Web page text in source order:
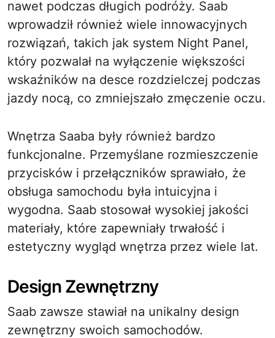
nawet podczas długich podróży. Saab
wprowadził również wiele innowacyjnych
rozwiązań, takich jak system Night Panel,
który pozwalał na wyłączenie większości
wskaźników na desce rozdzielczej podczas
jazdy nocą, co zmniejszało zmęczenie oczu.
Wnętrza Saaba były również bardzo
funkcjonalne. Przemyślane rozmieszczenie
przycisków i przełączników sprawiało, że
obsługa samochodu była intuicyjna i
wygodna. Saab stosował wysokiej jakości
materiały, które zapewniały trwałość i
estetyczny wygląd wnętrza przez wiele lat.
Design Zewnętrzny
Saab zawsze stawiał na unikalny design
zewnętrzny swoich samochodów.